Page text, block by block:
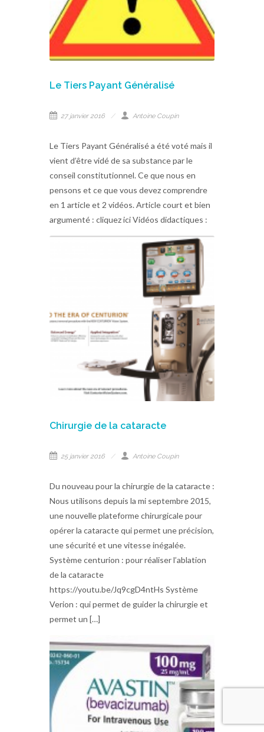
Le Tiers Payant Généralisé
27 janvier 2016 Antoine Coupin
Le Tiers Payant Généralisé a été voté mais il
vient d’être vidé de sa substance par le
conseil constitutionnel. Ce que nous en
pensons et ce que vous devez comprendre
en 1 article et 2 vidéos. Article court et bien
argumenté : cliquez ici Vidéos didactiques :
Chirurgie de la cataracte
25 janvier 2016 Antoine Coupin
Du nouveau pour la chirurgie de la cataracte :
Nous utilisons depuis la mi septembre 2015,
une nouvelle plateforme chirurgicale pour
opérer la cataracte qui permet une précision,
une sécurité et une vitesse inégalée.
Système centurion : pour réaliser l’ablation
de la cataracte
https://youtu.be/Jq9cgD4ntHs Système
Verion : qui permet de guider la chirurgie et
permet un […]